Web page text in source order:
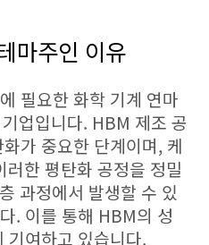
마주인 이유
필요한 화학 기계 연마
업입니다. HBM 제조 공
가 중요한 단계이며, 케
한 평탄화 공정을 정밀
과정에서 발생할 수 있
. 이를 통해 HBM의 성
기여하고 있습니다.